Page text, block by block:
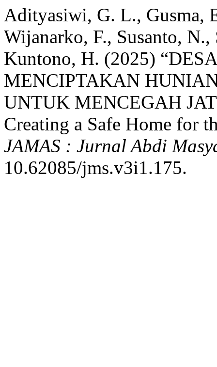
Adityasiwi, G. L., Gusma,
Wijanarko, F., Susanto,
Kuntono, H. (2025)
MENCIPTAKAN
UNTUK MENCEGAH
Creating a Safe Home for
JAMAS : Jurnal Abdi
10.62085/jms.v3i1.175.